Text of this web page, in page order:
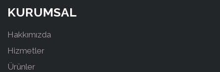
KURUMSAL
Hakkımızda
Hizmetler
Ürünler